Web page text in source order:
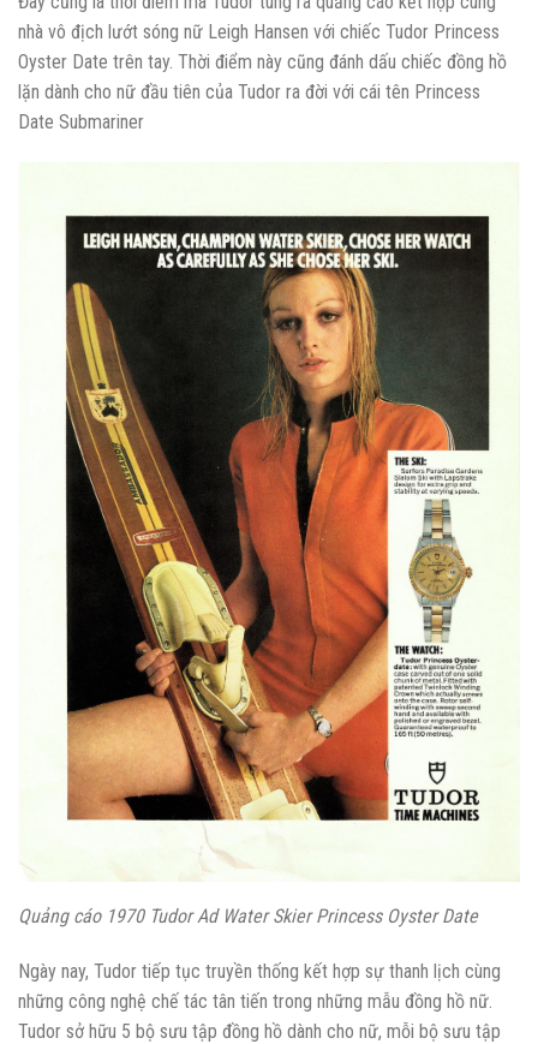
nhà vô địch lướt sóng nữ Leigh Hansen với chiếc Tudor Princess
Oyster Date trên tay. Thời điểm này cũng đánh dấu chiếc đồng hồ
lặn dành cho nữ đầu tiên của Tudor ra đời với cái tên Princess
Date Submariner
Quảng cáo 1970 Tudor Ad Water Skier Princess Oyster Date
Ngày nay, Tudor tiếp tục truyền thống kết hợp sự thanh lịch cùng
những công nghệ chế tác tân tiến trong những mẫu đồng hồ nữ.
Tudor sở hữu 5 bộ sưu tập đồng hồ dành cho nữ, mỗi bộ sưu tập